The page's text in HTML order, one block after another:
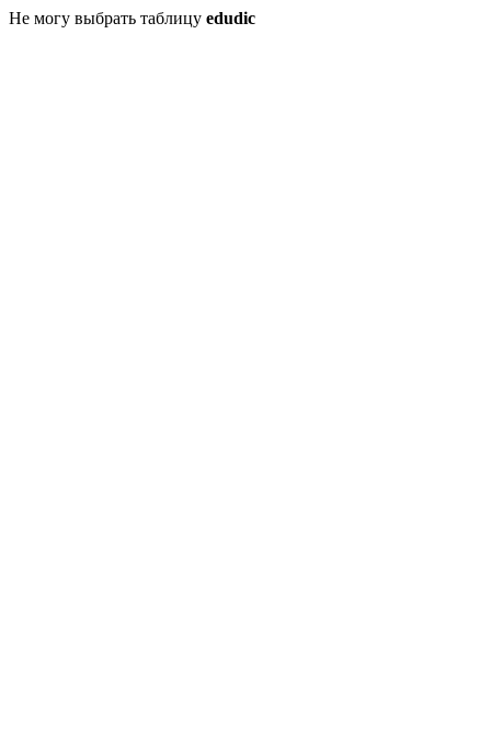
Не могу выбрать таблицу edudic